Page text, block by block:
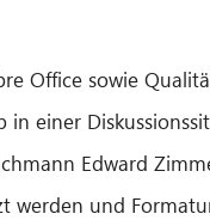
Office sowie
einer
Edward
werden und